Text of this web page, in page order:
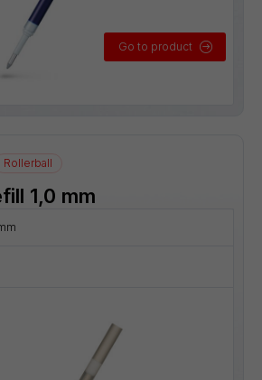
Go to product
Rollerball
1,0 mm